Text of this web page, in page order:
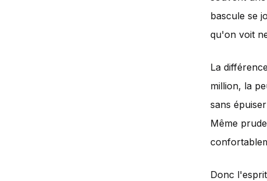
bascule se
qu'on voit
La
million, la
sans
Même
Donc